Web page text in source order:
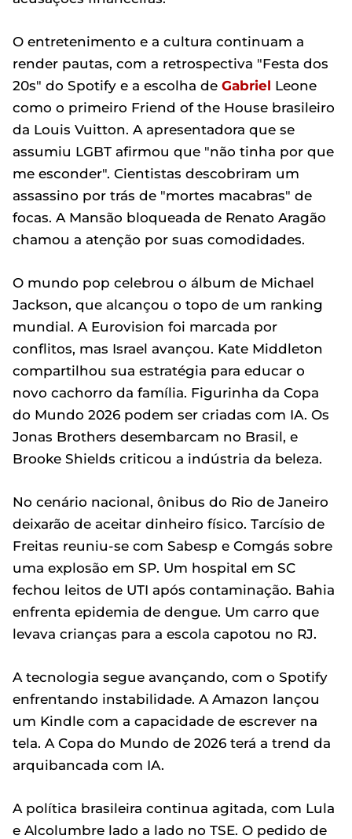
O entretenimento e a cultura continuam a
render pautas, com a retrospectiva "Festa dos
20s" do Spotify e a escolha de Gabriel Leone
como o primeiro Friend of the House brasileiro
da Louis Vuitton. A apresentadora que se
assumiu LGBT afirmou que "não tinha por que
me esconder". Cientistas descobriram um
assassino por trás de "mortes macabras" de
focas. A Mansão bloqueada de Renato Aragão
chamou a atenção por suas comodidades.
O mundo pop celebrou o álbum de Michael
Jackson, que alcançou o topo de um ranking
mundial. A Eurovision foi marcada por
conflitos, mas Israel avançou. Kate Middleton
compartilhou sua estratégia para educar o
novo cachorro da família. Figurinha da Copa
do Mundo 2026 podem ser criadas com IA. Os
Jonas Brothers desembarcam no Brasil, e
Brooke Shields criticou a indústria da beleza.
No cenário nacional, ônibus do Rio de Janeiro
deixarão de aceitar dinheiro físico. Tarcísio de
Freitas reuniu-se com Sabesp e Comgás sobre
uma explosão em SP. Um hospital em SC
fechou leitos de UTI após contaminação. Bahia
enfrenta epidemia de dengue. Um carro que
levava crianças para a escola capotou no RJ.
A tecnologia segue avançando, com o Spotify
enfrentando instabilidade. A Amazon lançou
um Kindle com a capacidade de escrever na
tela. A Copa do Mundo de 2026 terá a trend da
arquibancada com IA.
A política brasileira continua agitada, com Lula
e Alcolumbre lado a lado no TSE. O pedido de